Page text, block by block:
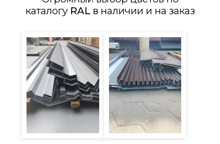
каталогуRALв наличии и на заказ